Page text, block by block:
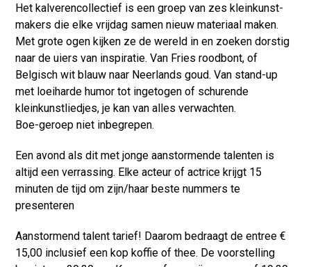
Het kalverencollectief is een groep van zes kleinkunst-
makers die elke vrijdag samen nieuw materiaal maken.
Met grote ogen kijken ze de wereld in en zoeken dorstig
naar de uiers van inspiratie. Van Fries roodbont, of
Belgisch wit blauw naar Neerlands goud. Van stand-up
met loeiharde humor tot ingetogen of schurende
kleinkunstliedjes, je kan van alles verwachten.
Boe-geroep niet inbegrepen.
Een avond als dit met jonge aanstormende talenten is
altijd een verrassing. Elke acteur of actrice krijgt 15
minuten de tijd om zijn/haar beste nummers te
presenteren
Aanstormend talent tarief! Daarom bedraagt de entree €
15,00 inclusief een kop koffie of thee. De voorstelling